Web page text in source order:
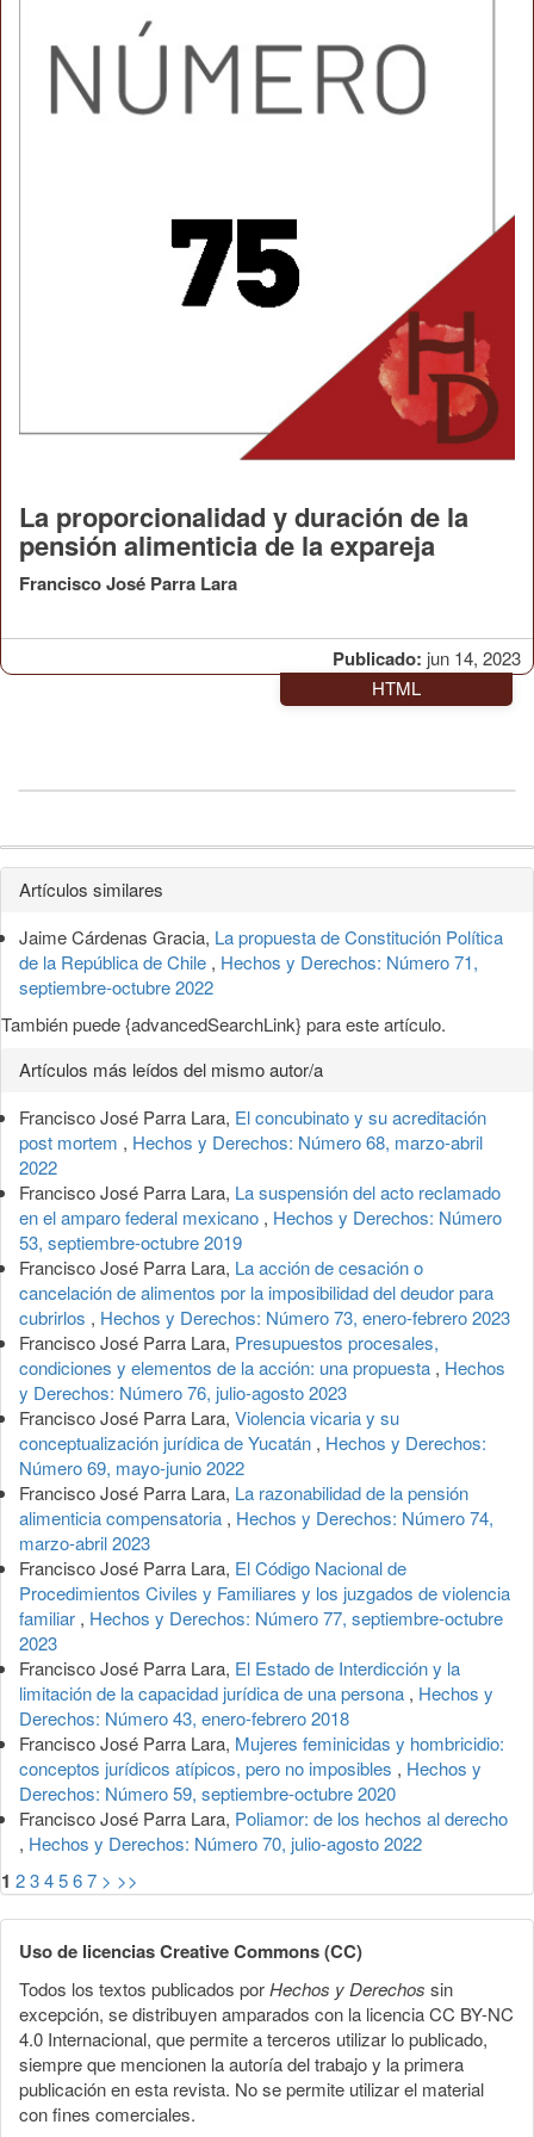
Publicado: jun 14, 2023
La proporcionalidad y duración de la
pensión alimenticia de la expareja
Francisco José Parra Lara
HTML
Detalles
del
artículo
Artículos similares
Jaime Cárdenas Gracia, La propuesta de Constitución Política
de la República de Chile , Hechos y Derechos: Número 71,
septiembre-octubre 2022
También puede {advancedSearchLink} para este artículo.
Artículos más leídos del mismo autor/a
Francisco José Parra Lara, El concubinato y su acreditación
post mortem , Hechos y Derechos: Número 68, marzo-abril
2022
Francisco José Parra Lara, La suspensión del acto reclamado
en el amparo federal mexicano , Hechos y Derechos: Número
53, septiembre-octubre 2019
Francisco José Parra Lara, La acción de cesación o
cancelación de alimentos por la imposibilidad del deudor para
cubrirlos , Hechos y Derechos: Número 73, enero-febrero 2023
Francisco José Parra Lara, Presupuestos procesales,
condiciones y elementos de la acción: una propuesta , Hechos
y Derechos: Número 76, julio-agosto 2023
Francisco José Parra Lara, Violencia vicaria y su
conceptualización jurídica de Yucatán , Hechos y Derechos:
Número 69, mayo-junio 2022
Francisco José Parra Lara, La razonabilidad de la pensión
alimenticia compensatoria , Hechos y Derechos: Número 74,
marzo-abril 2023
Francisco José Parra Lara, El Código Nacional de
Procedimientos Civiles y Familiares y los juzgados de violencia
familiar , Hechos y Derechos: Número 77, septiembre-octubre
2023
Francisco José Parra Lara, El Estado de Interdicción y la
limitación de la capacidad jurídica de una persona , Hechos y
Derechos: Número 43, enero-febrero 2018
Francisco José Parra Lara, Mujeres feminicidas y hombricidio:
conceptos jurídicos atípicos, pero no imposibles , Hechos y
Derechos: Número 59, septiembre-octubre 2020
Francisco José Parra Lara, Poliamor: de los hechos al derecho
, Hechos y Derechos: Número 70, julio-agosto 2022
1 234567 > >>
Uso de licencias Creative Commons (CC)
Todos los textos publicados porHechos y Derechos sin
excepción, se distribuyen amparados con la licencia CC BY-NC
4.0 Internacional, que permite a terceros utilizar lo publicado,
siempre que mencionen la autoría del trabajo y la primera
publicación en esta revista. No se permite utilizar el material
con fines comerciales.